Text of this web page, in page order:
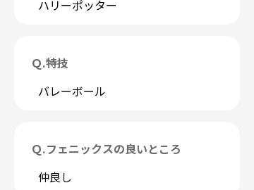
ハリーポッター
Ｑ.特技
バレーボール
Ｑ.フェニックスの良いところ
仲良し